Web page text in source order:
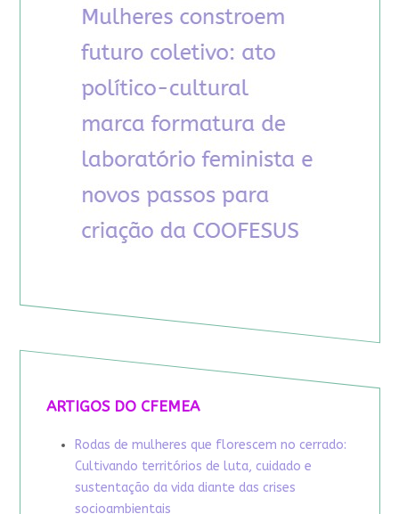
ARTIGOS DO CFEMEA
Rodas de mulheres que florescem no cerrado:
Cultivando territórios de luta, cuidado e
sustentação da vida diante das crises
socioambientais